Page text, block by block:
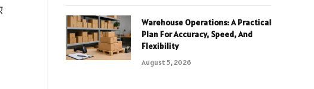
Warehouse Operations: A Practical
Plan For Accuracy, Speed, And
Flexibility
August 5, 2026